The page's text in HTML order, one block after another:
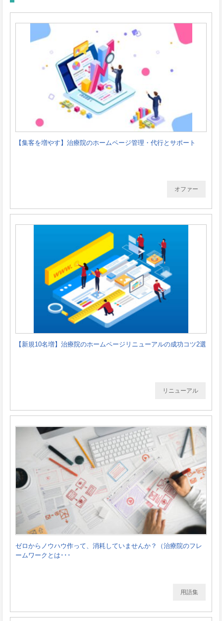
【集客を増やす】治療院のホームページ管理・代行とサポート
オファー
【新規10名増】治療院のホームページリニューアルの成功コツ2選
リニューアル
ゼロからノウハウ作って、消耗していませんか？（治療院のフレ
ームワークとは･･･
用語集